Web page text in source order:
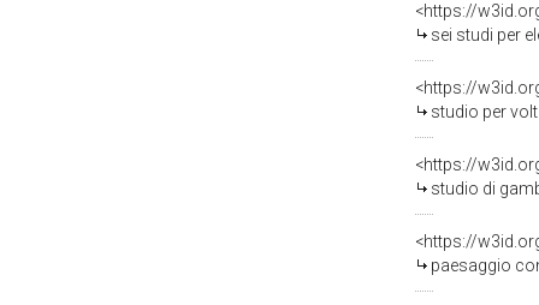
<https://
sei studi per
<https://
studio per volta
<https://
studio di gamba
<https://
paesaggio con